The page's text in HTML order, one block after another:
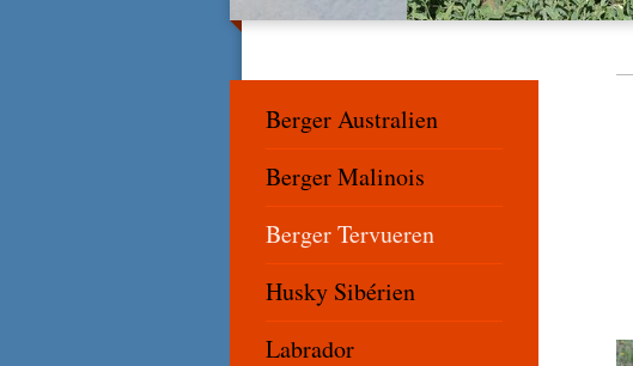
Berger Australien
Berger Malinois
Berger Tervueren
Husky Sibérien
Labrador